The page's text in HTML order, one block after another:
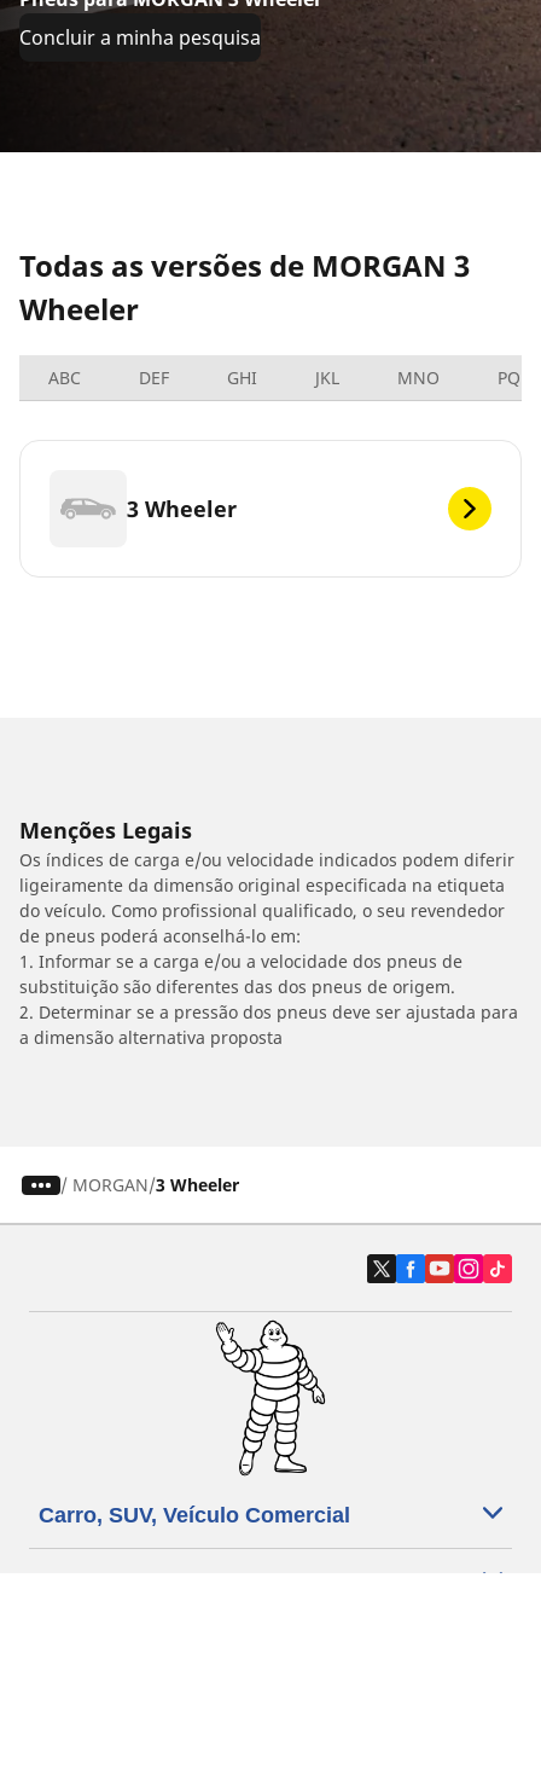
Concluir a minha pesquisa
Todas as versões de MORGAN 3
Wheeler
ABC DEF GHI JKL MNO PQRS
3 Wheeler
Menções Legais
Os índices de carga e/ou velocidade indicados podem diferir
ligeiramente da dimensão original especificada na etiqueta
do veículo. Como profissional qualificado, o seu revendedor
de pneus poderá aconselhá-lo em:
1. Informar se a carga e/ou a velocidade dos pneus de
substituição são diferentes das dos pneus de origem.
2. Determinar se a pressão dos pneus deve ser ajustada para
a dimensão alternativa proposta
/ MORGAN 3 Wheeler
Carro, SUV, Veículo Comercial